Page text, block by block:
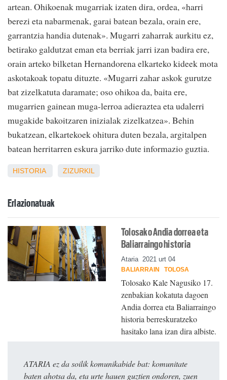
artean. Ohikoenak mugarriak izaten dira, ordea, «harri
berezi eta nabarmenak, garai batean bezala, orain ere,
garrantzia handia dutenak». Mugarri zaharrak aurkitu ez,
betirako galdutzat eman eta berriak jarri izan badira ere,
orain arteko bilketan Hernandorena elkarteko kideek mota
askotakoak topatu dituzte. «Mugarri zahar askok gurutze
bat zizelkatuta daramate; oso ohikoa da, baita ere,
mugarrien gainean muga-lerroa adieraztea eta udalerri
mugakide bakoitzaren inizialak zizelkatzea». Behin
bukatzean, elkartekoek ohitura duten bezala, argitalpen
batean herritarren eskura jarriko dute informazio guztia.
HISTORIA ZIZURKIL
Erlazionatuak
Tolosako Andia dorrea eta
Baliarraingo historia
Ataria 2021 urt 04
BALIARRAIN TOLOSA
Tolosako Kale Nagusiko 17.
zenbakian kokatuta dagoen
Andia dorrea eta Baliarraingo
historia berreskuratzeko
hasitako lana izan dira albiste.
ATARIA ez da soilik komunikabide bat: komunitate
baten ahotsa da, eta urte hauen guztien ondoren, zuen